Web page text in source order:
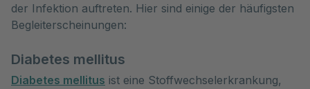
der Infektion auftreten. Hier sind einige der häufigsten
Begleiterscheinungen:
Diabetes mellitus
Diabetes mellitus ist eine Stoffwechselerkrankung,